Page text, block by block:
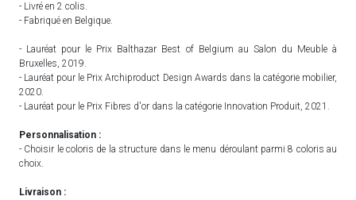
- Livré en 2 colis.
- Fabriqué en Belgique.
- Lauréat pour le Prix Balthazar Best of Belgium au Salon du Meuble à
Bruxelles, 2019.
- Lauréat pour le Prix Archiproduct Design Awards dans la catégorie mobilier,
2020.
- Lauréat pour le Prix Fibres d'or dans la catégorie Innovation Produit, 2021.
Personnalisation :
- Choisir le coloris de la structure dans le menu déroulant parmi 8 coloris au
choix.
Livraison :